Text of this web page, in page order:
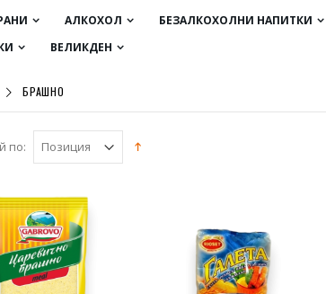
АЛКОХОЛ БЕЗАЛКОХОЛНИ НАПИТКИ
ВЕЛИКДЕН
БРАШНО
по: